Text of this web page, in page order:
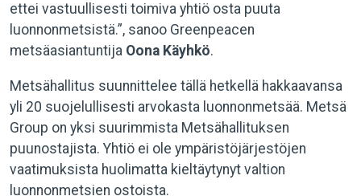
ettei vastuullisesti toimiva yhtiö osta puuta
luonnonmetsistä.”, sanoo Greenpeacen
metsäasiantuntija Oona Käyhkö.
Metsähallitus suunnittelee tällä hetkellä hakkaavansa
yli 20 suojelullisesti arvokasta luonnonmetsää. Metsä
Group on yksi suurimmista Metsähallituksen
puunostajista. Yhtiö ei ole ympäristöjärjestöjen
vaatimuksista huolimatta kieltäytynyt valtion
luonnonmetsien ostoista.